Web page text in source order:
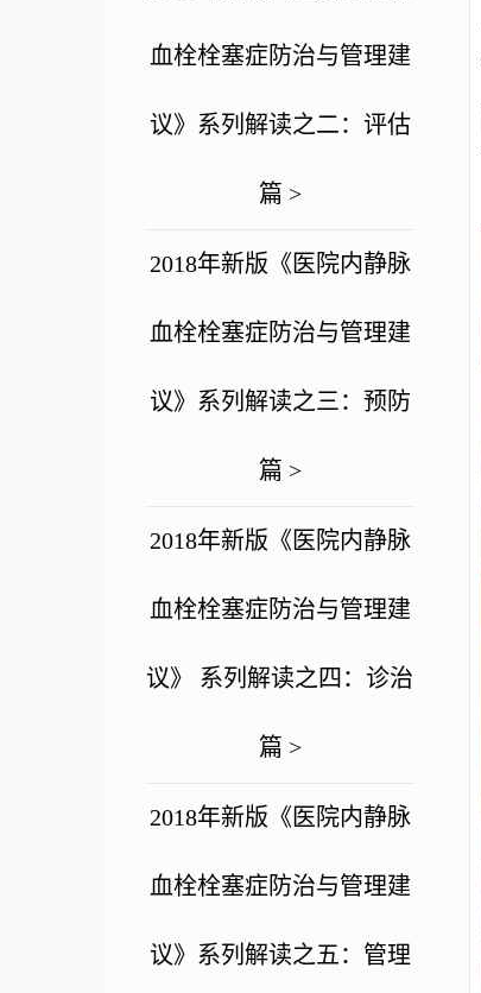
血栓栓塞症防治与管理建
议》系列解读之二：评估
篇 >
2018年新版《医院内静脉
血栓栓塞症防治与管理建
议》系列解读之三：预防
篇 >
2018年新版《医院内静脉
血栓栓塞症防治与管理建
议》 系列解读之四：诊治
篇 >
2018年新版《医院内静脉
血栓栓塞症防治与管理建
议》系列解读之五：管理